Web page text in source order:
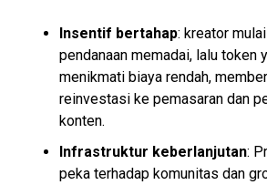
Insentif bertahap: kreator
pendanaan memadai, lalu token
menikmati biaya rendah,
reinvestasi ke pemasaran dan
konten.
Infrastruktur keberlanjutan:
peka terhadap komunitas dan